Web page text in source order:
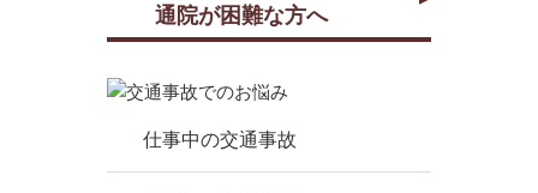
通院が困難な方へ
仕事中の交通事故